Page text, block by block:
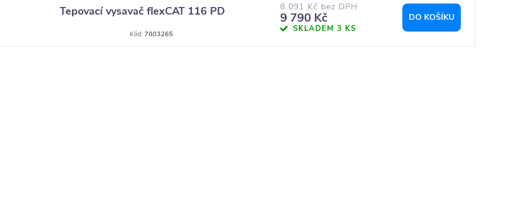
Tepovací vysavač flexCAT 116 PD 8 091 Kč bez DPH
9 790 Kč
SKLADEM3 KS
DO KOŠÍKU
Kód: 7003265